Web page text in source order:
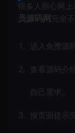
很多人担心网
员源码网 完全
进入免费源
查看源码介
自己需求。
按页面提示